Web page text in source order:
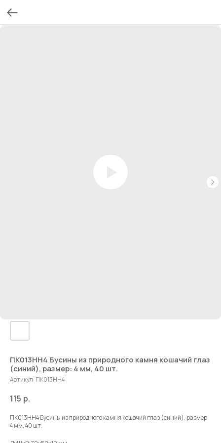
ПК013НН4 Бусины из природного камня кошачий глаз
(синий), размер: 4 мм, 40 шт.
Артикул: ПК013НН4
115 р.
ПК013НН4 Бусины из природного камня кошачий глаз (синий), размер:
4 мм, 40 шт.